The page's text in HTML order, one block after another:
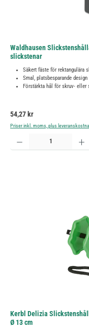
Waldhausen
slickstenar
Säkert fäste för rektangulära
Smal, platsbesparande design
Förstärkta hål för skruv- eller
Ordinarie pris:
54,27 kr
Priser inkl. moms, plus
Produktkvantitet: Ange önskat
Kerbl Delizia
Ø 13 cm